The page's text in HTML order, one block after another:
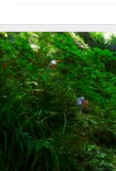
諸
島